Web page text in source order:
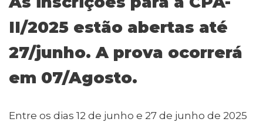
a
ts
A
p
p
p
y
Li
n
k
c
e
o
o
it
te
r
k
e
n
ai
l
e
g
m
ar
e
II/2025 estão abertas até
27/junho. A prova ocorrerá
em 07/Agosto.
Entre os dias 12 de junho e 27 de junho de 2025